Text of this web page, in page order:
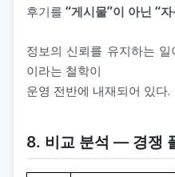
후기를 “게시물”이 아닌 “
정보의 신뢰를 유지하는
이라는 철학이
운영 전반에 내재되어 있다.
8. 비교 분석 ― 경쟁